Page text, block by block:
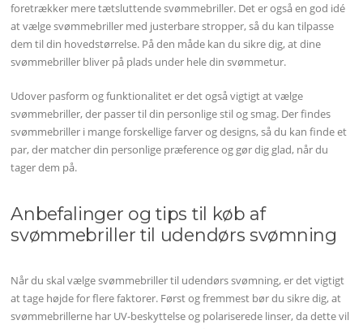
foretrækker mere tætsluttende svømmebriller. Det er også en god idé
at vælge svømmebriller med justerbare stropper, så du kan tilpasse
dem til din hovedstørrelse. På den måde kan du sikre dig, at dine
svømmebriller bliver på plads under hele din svømmetur.
Udover pasform og funktionalitet er det også vigtigt at vælge
svømmebriller, der passer til din personlige stil og smag. Der findes
svømmebriller i mange forskellige farver og designs, så du kan finde et
par, der matcher din personlige præference og gør dig glad, når du
tager dem på.
Anbefalinger og tips til køb af
svømmebriller til udendørs svømning
Når du skal vælge svømmebriller til udendørs svømning, er det vigtigt
at tage højde for flere faktorer. Først og fremmest bør du sikre dig, at
svømmebrillerne har UV-beskyttelse og polariserede linser, da dette vil